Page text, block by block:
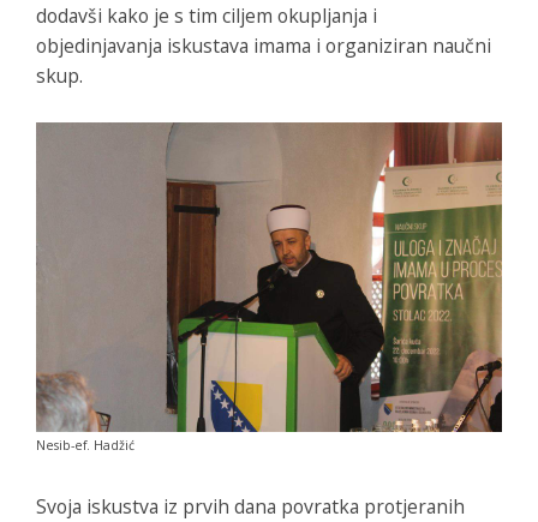
dodavši kako je s tim ciljem okupljanja i
objedinjavanja iskustava imama i organiziran naučni
skup.
Nesib-ef. Hadžić
Svoja iskustva iz prvih dana povratka protjeranih